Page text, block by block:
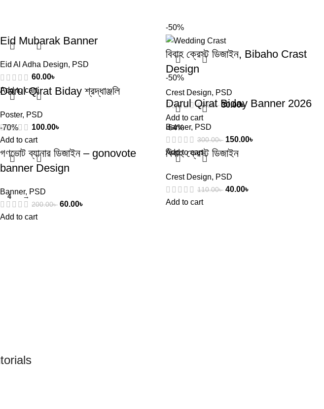
Eid Mubarak Banner
Eid Al Adha Design, PSD
60.00৳
Add to cart
-50%
বিবাহ ক্রেস্ট ডিজাইন, Bibaho Crast
Design
Crest Design, PSD
60.00৳ 30.00৳
Add to cart
Darul Qirat Biday শ্রদ্ধাঞ্জলি
Poster, PSD
100.00৳
Add to cart
-50%
Darul Qirat Biday Banner 2026
Banner, PSD
300.00৳ 150.00৳
Add to cart
-70%
গণভোট ব্যানার ডিজাইন – gonovote
banner Design
Banner, PSD
200.00৳ 60.00৳
Add to cart
-64%
বিবাহ ক্রেস্ট ডিজাইন
Crest Design, PSD
110.00৳ 40.00৳
Add to cart
4 →